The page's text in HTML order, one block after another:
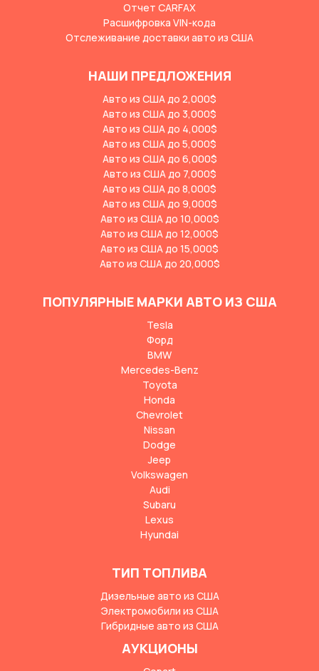
Отчет CARFAX
Расшифровка VIN-кода
Отслеживание доставки авто из США
НАШИ ПРЕДЛОЖЕНИЯ
Авто из США до 2,000$
Авто из США до 3,000$
Авто из США до 4,000$
Авто из США до 5,000$
Авто из США до 6,000$
Авто из США до 7,000$
Авто из США до 8,000$
Авто из США до 9,000$
Авто из США до 10,000$
Авто из США до 12,000$
Авто из США до 15,000$
Авто из США до 20,000$
ПОПУЛЯРНЫЕ МАРКИ АВТО ИЗ США
Tesla
Форд
BMW
Mercedes-Benz
Toyota
Honda
Chevrolet
Nissan
Dodge
Jeep
Volkswagen
Audi
Subaru
Lexus
Hyundai
ТИП ТОПЛИВА
Дизельные авто из США
Электромобили из США
Гибридные авто из США
АУКЦИОНЫ